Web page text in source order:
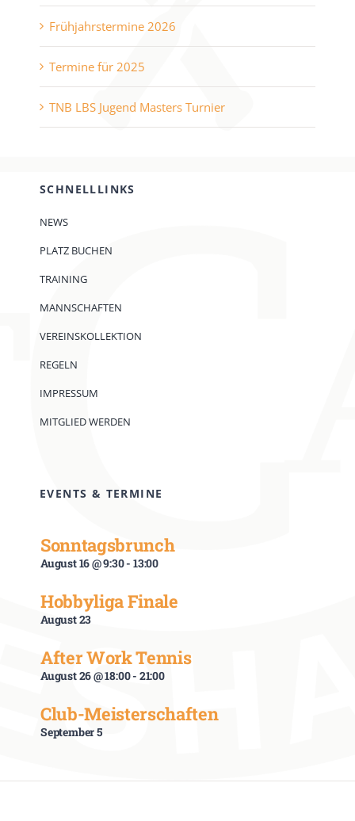
Frühjahrstermine 2026
Termine für 2025
TNB LBS Jugend Masters Turnier
SCHNELLLINKS
NEWS
PLATZ BUCHEN
TRAINING
MANNSCHAFTEN
VEREINSKOLLEKTION
REGELN
IMPRESSUM
MITGLIED WERDEN
EVENTS & TERMINE
Sonntagsbrunch
August 16 @ 9:30- 13:00
Hobbyliga Finale
August 23
After Work Tennis
August 26 @ 18:00- 21:00
Club-Meisterschaften
September 5